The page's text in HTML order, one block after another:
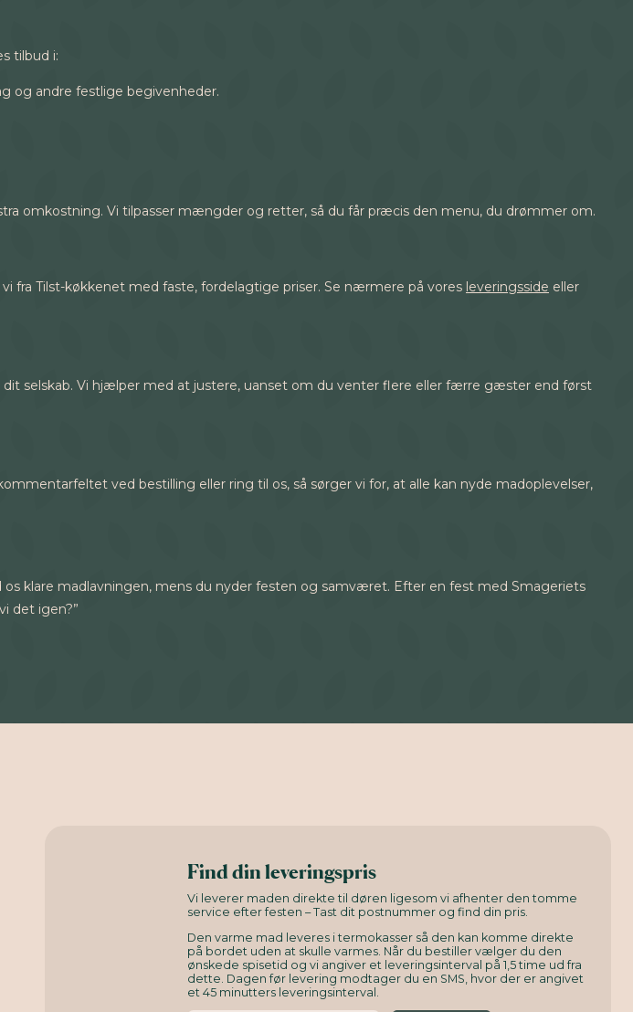
tilbud i:
og andre festlige begivenheder.
omkostning. Vi tilpasser mængder og retter, så du får præcis den menu, du drømmer om.
fra Tilst-køkkenet med faste, fordelagtige priser. Se nærmere på vores leveringsside eller
selskab. Vi hjælper med at justere, uanset om du venter flere eller færre gæster end først
ved bestilling eller ring til os, så sørger vi for, at alle kan nyde madoplevelser,
klare madlavningen, mens du nyder festen og samværet. Efter en fest med Smageriets
det igen?”
Find din leveringspris
Vi leverer maden direkte til døren ligesom vi afhenter den tomme
service efter festen – Tast dit postnummer og find din pris.
Den varme mad leveres i termokasser så den kan komme direkte
på bordet uden at skulle varmes. Når du bestiller vælger du den
ønskede spisetid og vi angiver et leveringsinterval på 1,5 time ud fra
dette. Dagen før levering modtager du en SMS, hvor der er angivet
et 45 minutters leveringsinterval.